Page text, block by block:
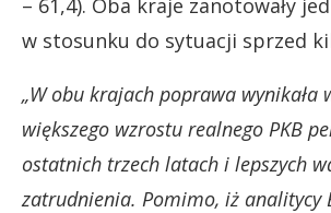
w stosunku do sytuacji sprzed
„W obu krajach poprawa wynikała
większego wzrostu realnego PKB
ostatnich trzech latach i lepszych
zatrudnienia. Pomimo, iż analitycy